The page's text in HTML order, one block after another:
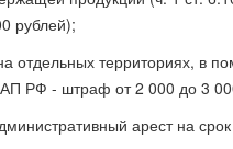
рублей);
отдельных территориях, в
РФ - штраф от 2 000 до 3
арест на срок